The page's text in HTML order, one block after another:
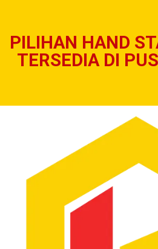
PILIHAN HAND
TERSEDIA DI